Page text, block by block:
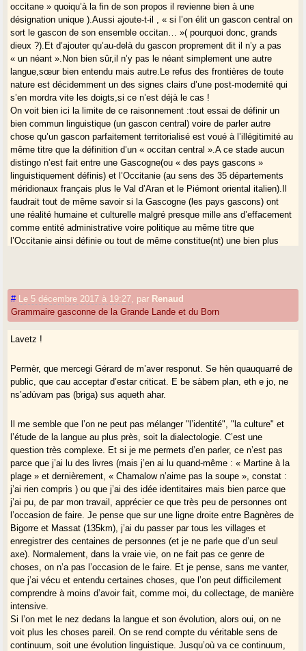
occitane » quoiqu’à la fin de son propos il revienne bien à une
désignation unique ).Aussi ajoute-t-il , « si l’on élit un gascon central on
sort le gascon de son ensemble occitan… »( pourquoi donc, grands
dieux ?).Et d’ajouter qu’au-delà du gascon proprement dit il n’y a pas
« un néant ».Non bien sûr,il n’y pas le néant simplement une autre
langue,sœur bien entendu mais autre.Le refus des frontières de toute
nature est décidemment un des signes clairs d’une post-modernité qui
s’en mordra vite les doigts,si ce n’est déjà le cas !
On voit bien ici la limite de ce raisonnement :tout essai de définir un
bien commun linguistique (un gascon central) voire de parler autre
chose qu’un gascon parfaitement territorialisé est voué à l’illégitimité au
même titre que la définition d’un « occitan central ».A ce stade aucun
distingo n’est fait entre une Gascogne(ou « des pays gascons »
linguistiquement définis) et l’Occitanie (au sens des 35 départements
méridionaux français plus le Val d’Aran et le Piémont oriental italien).Il
faudrait tout de même savoir si la Gascogne (les pays gascons) ont
une réalité humaine et culturelle malgré presque mille ans d’effacement
comme entité administrative voire politique au même titre que
l’Occitanie ainsi définie ou tout de même constitue(nt) une bien plus
loin :à travers le Croissant mixte occitano-français n’y a-t-il pas un
continuum gallo-roman qui fut bien utile au XIXè siècle aux linguistes
raisons purement politiques vraisemblablement ?Cela n’invalide quand
côtés de ce Croissant. Alors pourquoi pas pour le gascon également ?
Ces considérations ont-elles cependant une portée réelle puisque
« gascon unitaire » et reconnait que le gascon ,dont les parler
« s’amenuisent et se normalisent » intégrera à l’avenir des formes
aujourd’hui distinctes , d’une façon qu’il ne précise pas .Il a sans doute
raison d’ailleurs car si on aperçoit les motivations sociologiques de
cette standardisation – la mobilité croissante et le mélange des
populations gasconnes entre elles sans parler d’autres mélanges tout
aussi réels-, il est difficile d’en prévoir les modalités pratiques .Et
comme lui on ne peut que favoriser une meilleure connaissance des
dialectes gascons actuels pour éviter toute normalisation influencée par
des critères extérieurs au champ gascon .
Je ne crois donc pas,si nos langues d’oc ont encore un avenir, que le
seul choix soit entre « une langue occitane parlée n’importe comment et
n’importe où ou un occitan dialectalisé et rigoureux » :un gascon
commun flexible ,souple et enrichi de tous les meilleurs apports de ses
dialectes devrait bien avoir sa place et l’emporter dans nos région sur
les deux premières hypothèses .
# Le 5 décembre 2017 à 19:27 par Renaud
Grammaire gasconne de la Grande Lande et du Born
Lavetz !
Permèr, que mercegi Gérard de m’aver responut. Se hèn quauquarré de
public, que cau acceptar d’estar criticat. E be sàbem plan, eth e jo, ne
ns’adúvam pas (briga) sus aqueth ahar.
Il me semble que l’on ne peut pas mélanger "l’identité", "la culture" et
l’étude de la langue au plus près, soit la dialectologie. C’est une
question très complexe. Et si je me permets d’en parler, ce n’est pas
parce que j’ai lu des livres (mais j’en ai lu quand-même : « Martine à la
plage » et dernièrement, « Chamalow n’aime pas la soupe », constat :
j’ai rien compris ) ou que j’ai des idée identitaires mais bien parce que
j’ai pu, de par mon travail, apprécier ce que très peu de personnes ont
l’occasion de faire. Je pense que sur une ligne droite entre Bagnères de
Bigorre et Massat (135km), j’ai du passer par tous les villages et
enregistrer des centaines de personnes (et je ne parle que d’un seul
axe). Normalement, dans la vraie vie, on ne fait pas ce genre de
choses, on n’a pas l’occasion de le faire. Et je pense, sans me vanter,
que j’ai vécu et entendu certaines choses, que l’on peut difficilement
comprendre à moins d’avoir fait, comme moi, du collectage, de manière
intensive.
Si l’on met le nez dedans la langue et son évolution, alors oui, on ne
voit plus les choses pareil. On se rend compte du véritable sens de
continuum, soit une évolution linguistique. Jusqu’où va ce continuum,